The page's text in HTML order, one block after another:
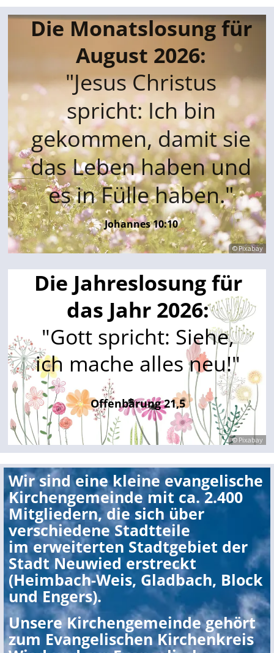
Die Monatslosung für
August 2026:
"Jesus Christus
spricht: Ich bin
gekommen, damit sie
das Leben haben und
es in Fülle haben."
Johannes 10:10
© Pixabay
Die Jahreslosung für
das Jahr 2026:
"Gott spricht: Siehe,
ich mache alles neu!"
Offenbarung 21,5
© Pixabay
Wir sind eine kleine evangelische
Kirchengemeinde mit ca. 2.400
Mitgliedern, die sich über
verschiedene Stadtteile
im erweiterten Stadtgebiet der
Stadt Neuwied erstreckt
(Heimbach-Weis, Gladbach, Block
und Engers).
Unsere Kirchengemeinde gehört
zum Evangelischen Kirchenkreis